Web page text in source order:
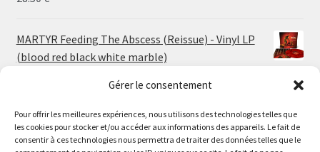
Gérer le consentement
Pour offrir les meilleures expériences, nous utilisons des technologies telles que
les cookies pour stocker et/ou accéder aux informations des appareils. Le fait de
consentir à ces technologies nous permettra de traiter des données telles que le
Le magasin de Lyon sera fermé du 30 juillet au 17 août
MARTYR Feeding The Abscess (Reissue) - Vinyl LP
(blood red black white marble)
MARTYR Warp Zone (Reissue) - Vinyl LP (swamp
green orange marble)